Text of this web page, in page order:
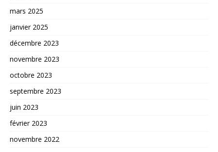
mars 2025
janvier 2025
décembre 2023
novembre 2023
octobre 2023
septembre 2023
juin 2023
février 2023
novembre 2022